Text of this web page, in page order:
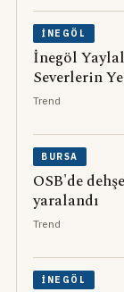
İNEGÖL
İnegöl
Severlerin
Trend
BURSA
OSB'de
yaralandı
Trend
İNEGÖL